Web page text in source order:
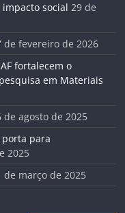
social 29 de
de fevereiro de 2026
fortalecem o
em Materiais
de agosto de 2025
porta para
2025
de março de 2025